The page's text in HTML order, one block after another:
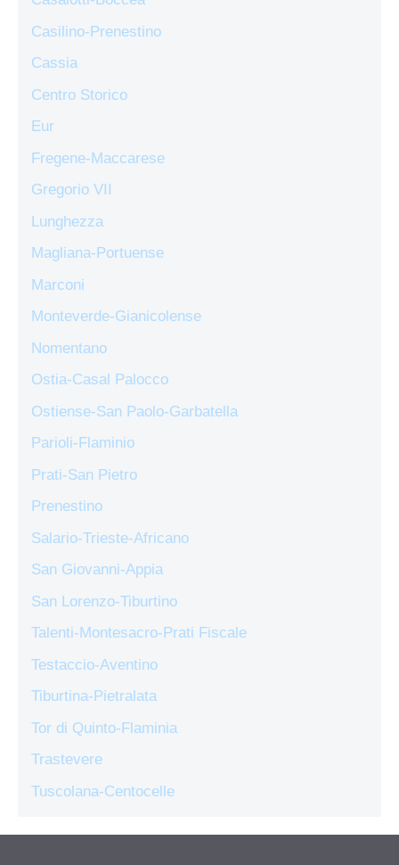
Casilino-Prenestino
Cassia
Centro Storico
Eur
Fregene-Maccarese
Gregorio VII
Lunghezza
Magliana-Portuense
Marconi
Monteverde-Gianicolense
Nomentano
Ostia-Casal Palocco
Ostiense-San Paolo-Garbatella
Parioli-Flaminio
Prati-San Pietro
Prenestino
Salario-Trieste-Africano
San Giovanni-Appia
San Lorenzo-Tiburtino
Talenti-Montesacro-Prati Fiscale
Testaccio-Aventino
Tiburtina-Pietralata
Tor di Quinto-Flaminia
Trastevere
Tuscolana-Centocelle